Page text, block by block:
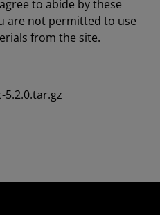
to abide by these
are not permitted to use
from the site.
5.2.0.tar.gz